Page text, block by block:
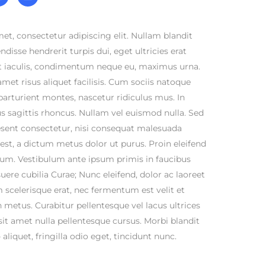
consectetur adipiscing elit. Nullam blandit
hendrerit turpis dui, eget ultricies erat
iaculis, condimentum neque eu, maximus urna.
risus aliquet facilisis. Cum sociis natoque
montes, nascetur ridiculus mus. In
sagittis rhoncus. Nullam vel euismod nulla. Sed
consectetur, nisi consequat malesuada
a dictum metus dolor ut purus. Proin eleifend
Vestibulum ante ipsum primis in faucibus
cubilia Curae; Nunc eleifend, dolor ac laoreet
scelerisque erat, nec fermentum est velit et
metus. Curabitur pellentesque vel lacus ultrices
amet nulla pellentesque cursus. Morbi blandit
aliquet, fringilla odio eget, tincidunt nunc.